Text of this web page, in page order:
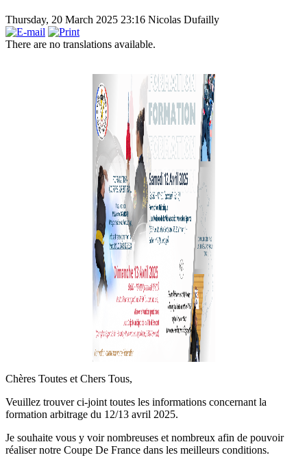
Thursday, 20 March 2025 23:16 Nicolas Dufailly
There are no translations available.
Chères Toutes et Chers Tous,
Veuillez trouver ci-joint toutes les informations concernant la
formation arbitrage du 12/13 avril 2025.
Je souhaite vous y voir nombreuses et nombreux afin de pouvoir
réaliser notre Coupe De France dans les meilleurs conditions.